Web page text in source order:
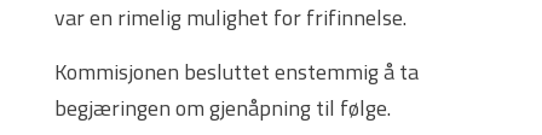
var en rimelig mulighet for frifinnelse.
Kommisjonen besluttet enstemmig å ta
begjæringen om gjenåpning til følge.